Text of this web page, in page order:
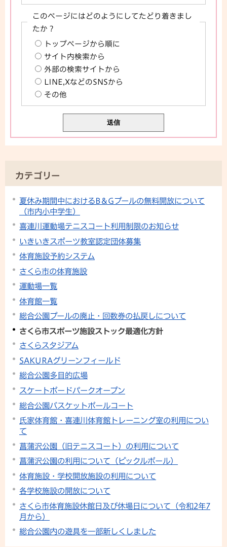
このページにはどのようにしてたどり着きまし
たか？
トップページから順に
サイト内検索から
外部の検索サイトから
LINE,XなどのSNSから
その他
カテゴリー
夏休み期間中におけるB＆Gプールの無料開放について
（市内小中学生）
喜連川運動場テニスコート利用制限のお知らせ
いきいきスポーツ教室認定団体募集
体育施設予約システム
さくら市の体育施設
運動場一覧
体育館一覧
総合公園プールの廃止・回数券の払戻しについて
さくら市スポーツ施設ストック最適化方針
さくらスタジアム
SAKURAグリーンフィールド
総合公園多目的広場
スケートボードパークオープン
総合公園バスケットボールコート
氏家体育館・喜連川体育館トレーニング室の利用につい
て
菖蒲沢公園（旧テニスコート）の利用について
菖蒲沢公園の利用について（ピックルボール）
体育施設・学校開放施設の利用について
各学校施設の開放について
さくら市体育施設休館日及び休場日について（令和2年7
月から）
総合公園内の遊具を一部新しくしました